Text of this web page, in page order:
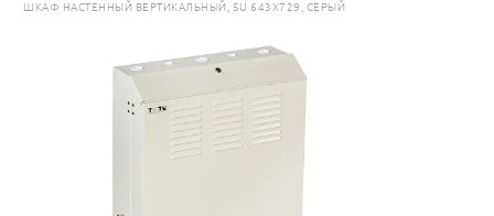
ШКАФ НАСТЕННЫЙ ВЕРТИКАЛЬНЫЙ, 5U 643X729, СЕРЫЙ